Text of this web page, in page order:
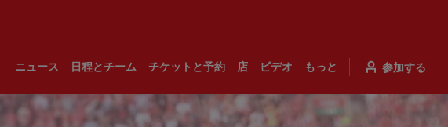
ニュース 日程とチーム チケットと予約 店 ビデオ もっと 参加する